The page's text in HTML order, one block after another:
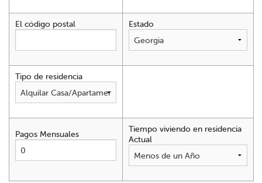
El código postal Estado
Tipo de residencia
Pagos Mensuales
Tiempo viviendo en residencia
Actual